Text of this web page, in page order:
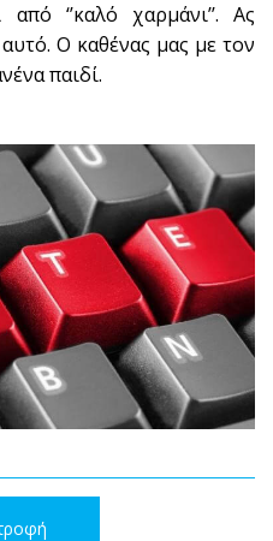
‘’καλό χαρμάνι’’. Ας
Ο καθένας μας με τον
παιδί.